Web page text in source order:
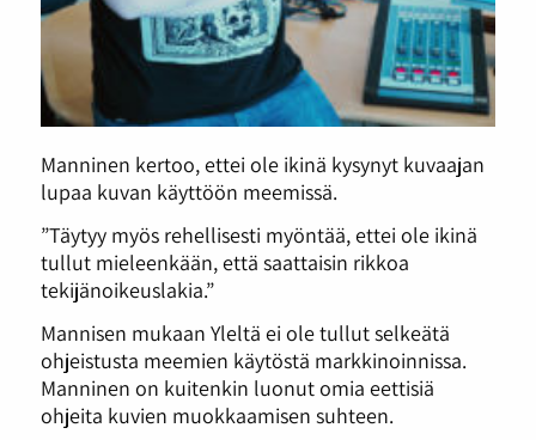
Manninen kertoo, ettei ole ikinä kysynyt kuvaajan
lupaa kuvan käyttöön meemissä.
”Täytyy myös rehellisesti myöntää, ettei ole ikinä
tullut mieleenkään, että saattaisin rikkoa
tekijänoikeuslakia.”
Mannisen mukaan Yleltä ei ole tullut selkeätä
ohjeistusta meemien käytöstä markkinoinnissa.
Manninen on kuitenkin luonut omia eettisiä
ohjeita kuvien muokkaamisen suhteen.